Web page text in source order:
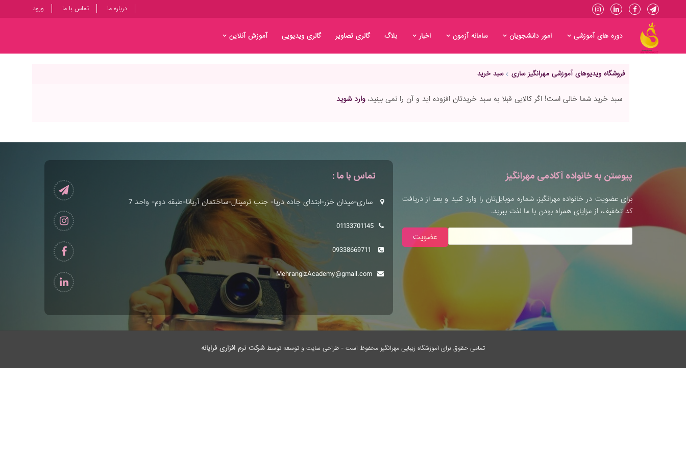
درباره ما تماس با ما ورود
دوره های آموزشی امور دانشجویان سامانه آزمون اخبار بلاگ گالری تصاویر گالری ویدیویی آموزش آنلاین
فروشگاه ویدیوهای آموزشی مهرانگیز ساری سبد خرید
سبد خرید شما خالی است! اگر کالایی قبلا به سبد خریدتان افزوده اید و آن را نمی بینید، وارد شوید
تماس با ما :
ساری-میدان خزر-ابتدای جاده دریا- جنب ترمینال-ساختمان آریانا-طبقه دوم- واحد 7
01133701145
MehrangizAcademy@gmail.com
پیوستن به خانواده آکادمی مهرانگیز
برای عضویت در خانواده مهرانگیز، شماره موبایل‌تان را وارد کنید و بعد از دریافت
کد تخفیف، از مزایای همراه بودن با ما لذت ببرید.
عضویت
تمامی حقوق برای آموزشگاه زیبایی مهرانگیز محفوظ است - طراحی سایت و توسعه توسطشرکت نرم افزاری فرایانه